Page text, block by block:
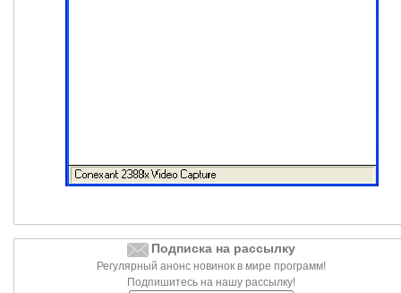
Подписка на рассылку
Регулярный анонс новинок в мире программ!
Подпишитесь на нашу рассылку!